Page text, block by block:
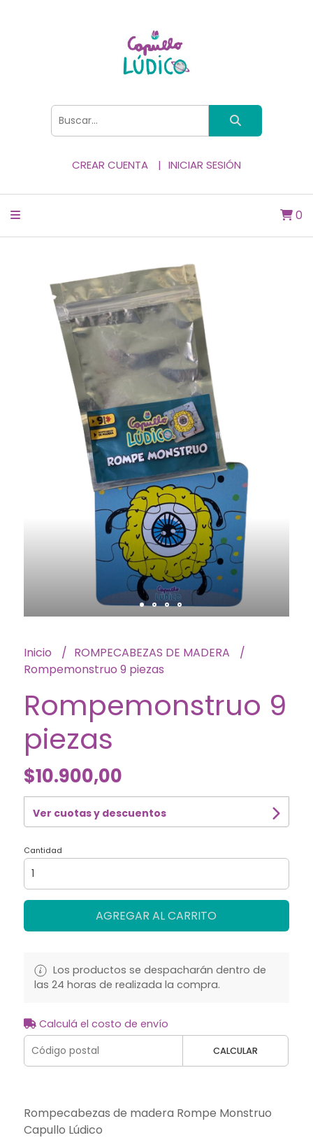
CREAR CUENTA INICIAR SESIÓN
0
Inicio
ROMPECABEZAS DE MADERA
Rompemonstruo 9 piezas
Rompemonstruo 9
piezas
$10.900,00
Ver cuotas y descuentos
Cantidad
AGREGAR AL CARRITO
Los productos se despacharán dentro de
las 24 horas de realizada la compra.
Calculá el costo de envío
CALCULAR
Rompecabezas de madera Rompe Monstruo
Capullo Lúdico